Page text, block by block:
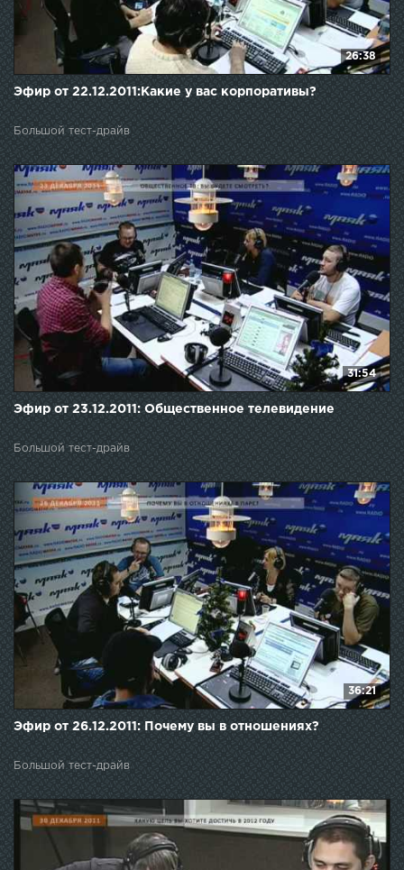
26:38
Эфир от 22.12.2011:Какие у вас корпоративы?
Большой тест-драйв
31:54
Эфир от 23.12.2011: Общественное телевидение
Большой тест-драйв
36:21
Эфир от 26.12.2011: Почему вы в отношениях?
Большой тест-драйв